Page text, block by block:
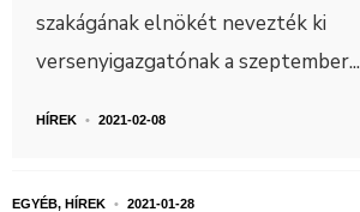
szakágának elnökét nevezték ki
versenyigazgatónak a szeptember...
HÍREK • 2021-02-08
EGYÉB, HÍREK • 2021-01-28